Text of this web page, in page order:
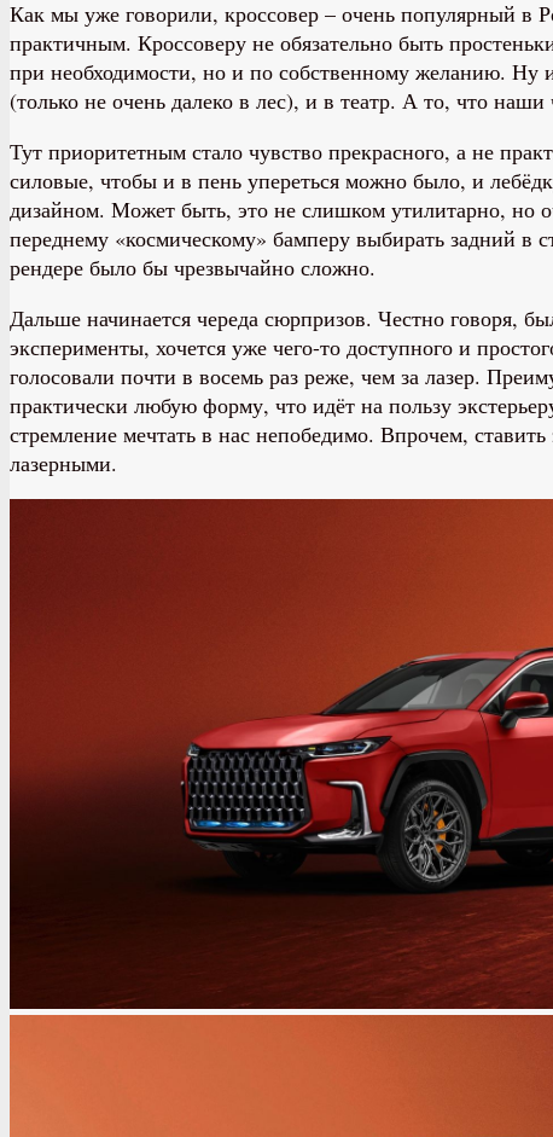
Как мы уже говорили, кроссовер – очень популярный в
практичным. Кроссоверу не обязательно быть
при необходимости, но и по собственному желанию. Ну
(только не очень далеко в лес), и в театр. А то, что
Тут приоритетным стало чувство прекрасного, а не
силовые, чтобы и в пень упереться можно было, и
дизайном. Может быть, это не слишком утилитарно, но
переднему «космическому» бамперу выбирать задний в
рендере было бы чрезвычайно сложно.
Дальше начинается череда сюрпризов. Честно говоря,
эксперименты, хочется уже чего-то доступного и
голосовали почти в восемь раз реже, чем за лазер.
практически любую форму, что идёт на пользу
стремление мечтать в нас непобедимо. Впрочем,
лазерными.